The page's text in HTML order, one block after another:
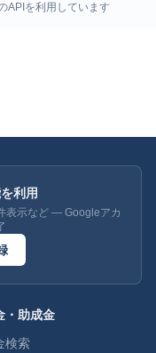
APIを利用しています
利用
表示など — Googleアカ
・助成金
検索